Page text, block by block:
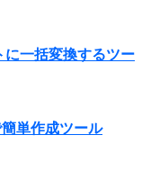
に一括変換するツー
単作成ツール